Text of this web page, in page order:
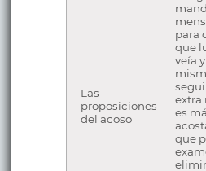
Las
proposiciones
del acoso
para
que
veía
extra
es
que